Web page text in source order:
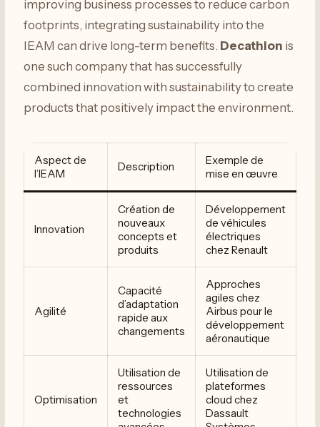
improving business processes to reduce carbon
footprints, integrating sustainability into the
IEAM can drive long-term benefits. Decathlon is
one such company that has successfully
combined innovation with sustainability to create
products that positively impact the environment.
Aspect de
l’IEAM
Description
Exemple de
mise en œuvre
Innovation
Création de
nouveaux
concepts et
produits
Développement
de véhicules
électriques
chez Renault
Agilité
Capacité
d’adaptation
rapide aux
changements
Approches
agiles chez
Airbus pour le
développement
aéronautique
Optimisation
Utilisation de
ressources
et
technologies
Utilisation de
plateformes
cloud chez
Dassault